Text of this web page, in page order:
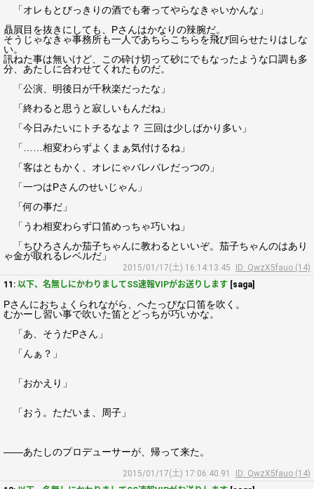
「オレもとびっきりの酒でも奢ってやらなきゃいかんな」
贔屓目を抜きにしても、Pさんはかなりの辣腕だ。
そうじゃなきゃ事務所も一人であちらこちらを飛び回らせたりはしな
い。
訊ねた事は無いけど、この砕け切って砂にでもなったような口調も多
分、あたしに合わせてくれたものだ。
「公演、明後日が千秋楽だったな」
「終わると思うと寂しいもんだね」
「今日みたいにトチるなよ？ 三回は少しばかり多い」
「……相変わらずよくまぁ気付けるね」
「客はともかく、オレにゃバレバレだっつの」
「一つはPさんのせいじゃん」
「何の事だ」
「うわ相変わらず口笛めっちゃ巧いね」
「ちひろさんか茄子ちゃんに教わるといいぞ。茄子ちゃんのはあり
ゃ金が取れるレベルだ」
2015/01/17(土) 16:14:13.45
ID: QwzX5fauo (14)
11: 以下、名無しにかわりましてSS速報VIPがお送りします [saga]
Pさんにおちょくられながら、へたっぴな口笛を吹く。
むかーし習い事で吹いた笛とどっちが巧いかな。
「あ、そうだPさん」
「んぁ？」
「おかえり」
「おう。ただいま、周子」
――あたしのプロデューサーが、帰って来た。
2015/01/17(土) 17:06:40.91
ID: QwzX5fauo (14)